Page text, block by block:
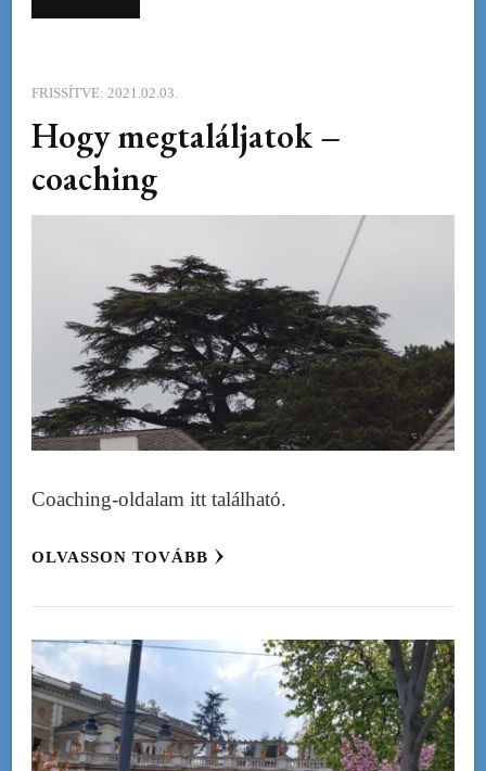
FRISSÍTVE: 2021.02.03.
Hogy megtaláljatok –
coaching
Coaching-oldalam itt található.
OLVASSON TOVÁBB